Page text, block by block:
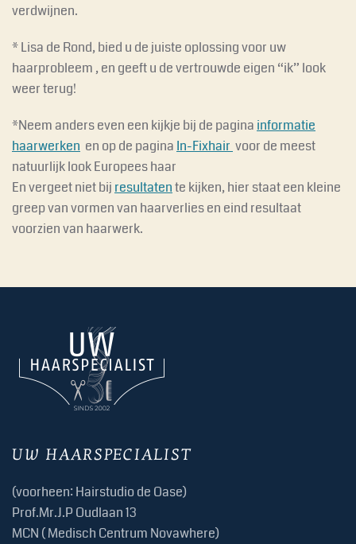
verdwijnen.
* Lisa de Rond, bied u de juiste oplossing voor uw
haarprobleem , en geeft u de vertrouwde eigen “ik” look
weer terug!
*Neem anders even een kijkje bij de pagina informatie
haarwerken en op de pagina In-Fixhair voor de meest
natuurlijk look Europees haar
En vergeet niet bij resultatente kijken, hier staat een kleine
greep van vormen van haarverlies en eind resultaat
voorzien van haarwerk.
UW HAARSPECIALIST
(voorheen: Hairstudio de Oase)
Prof.Mr.J.P Oudlaan 13
MCN ( Medisch Centrum Novawhere)